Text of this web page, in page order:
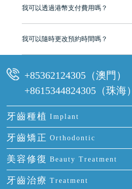
我可以透過港幣支付費用嗎？
我可以隨時更改預約時間嗎？
+85362124305（澳門）
+8615344824305（珠海）
牙齒種植 Implant
種牙
單顆牙缺失
門牙缺失
牙齒矯正 Orthodontic
隱形箍牙
前牙反頜
美容修復 Beauty Treatment
全瓷牙
牙齒治療 Treatment